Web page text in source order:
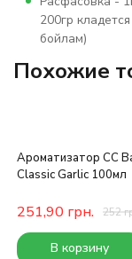
200гр
бойлам)
Похожие
Ароматизатор CC
Classic Garlic 100мл
251,90 грн. 252
В корзину